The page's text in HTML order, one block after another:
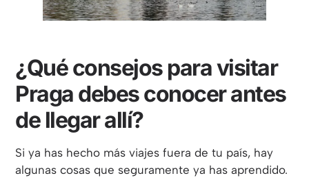
¿Qué consejos para visitar
Praga debes conocer antes
de llegar allí?
Si ya has hecho más viajes fuera de tu país, hay
algunas cosas que seguramente ya has aprendido.